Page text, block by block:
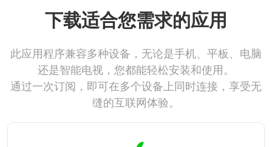
下载适合您需求的应用
此应用程序兼容多种设备，无论是手机、平板、电脑
还是智能电视，您都能轻松安装和使用。
通过一次订阅，即可在多个设备上同时连接，享受无
缝的互联网体验。